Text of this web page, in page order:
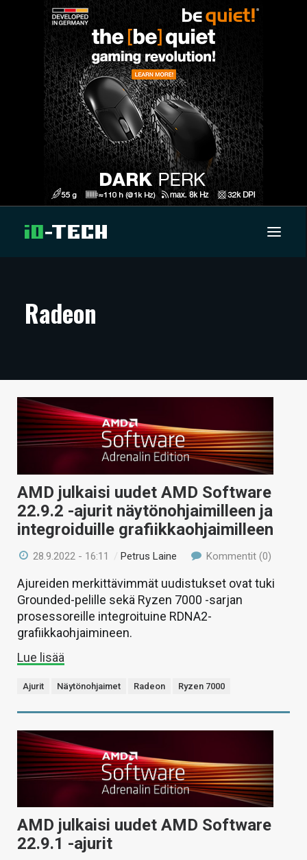
ARTIKKELIT
TECHBBS
TIETOA
HINTA.FI
VAIHDA TEEMA
Radeon
AMD julkaisi uudet AMD Software
22.9.2 -ajurit näytönohjaimilleen ja
integroiduille grafiikkaohjaimilleen
28.9.2022 - 16:11 /Petrus Laine Kommentit (0)
Ajureiden merkittävimmät uudistukset ovat tuki
Grounded-pelille sekä Ryzen 7000 -sarjan
prosessoreille integroituine RDNA2-
grafiikkaohjaimineen.
Lue lisää
Ajurit Näytönohjaimet Radeon Ryzen 7000
AMD julkaisi uudet AMD Software
22.9.1 -ajurit